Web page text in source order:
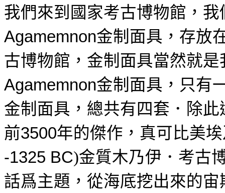
我們來到國家考古博物館，
Agamemnon金制面具，存放
古博物館，金制面具當然就
Agamemnon金制面具，只有
金制面具，總共有四套．除
前3500年的傑作，真可比美
-1325 BC)金質木乃伊． 考古
話爲主題，從海底挖出來的宙